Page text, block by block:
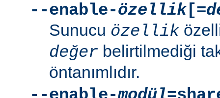
--enable-özellik[=
Sunucu özellik
değer belirtilmediği
öntanımlıdır.